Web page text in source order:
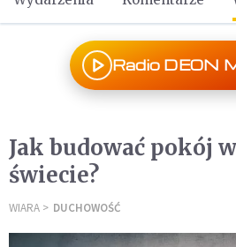
Radio DEON
Jak budować pokój
świecie?
WIARA DUCHOWOŚĆ